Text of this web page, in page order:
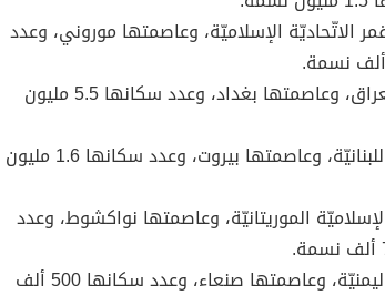
الاتّحاديّة الإسلاميّة، وعاصمتها موروني، وعدد
جمهوريّة العراق، وعاصمتها بغداد، وعدد سكانها 5.5 مليون
الجمهوريّة اللبنانيّة، وعاصمتها بيروت، وعدد سكانها 1.6 مليون
الموريتانيّة، وعاصمتها نواكشوط، وعدد
الجمهوريّة اليمنيّة، وعاصمتها صنعاء، وعدد سكانها 500 ألف